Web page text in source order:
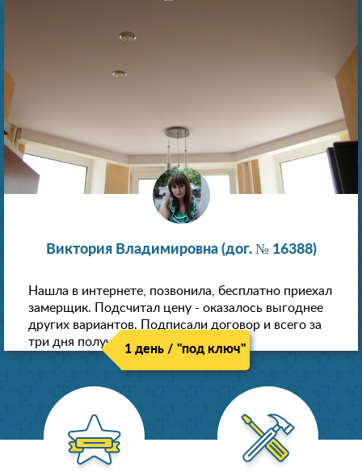
Виктория Владимировна (дог. № 16388)
Нашла в интернете, позвонила, бесплатно приехал
замерщик. Подсчитал цену - оказалось выгоднее
других вариантов. Подписали договор и всего за
три дня получили новые потолки!
1 день / "под ключ"